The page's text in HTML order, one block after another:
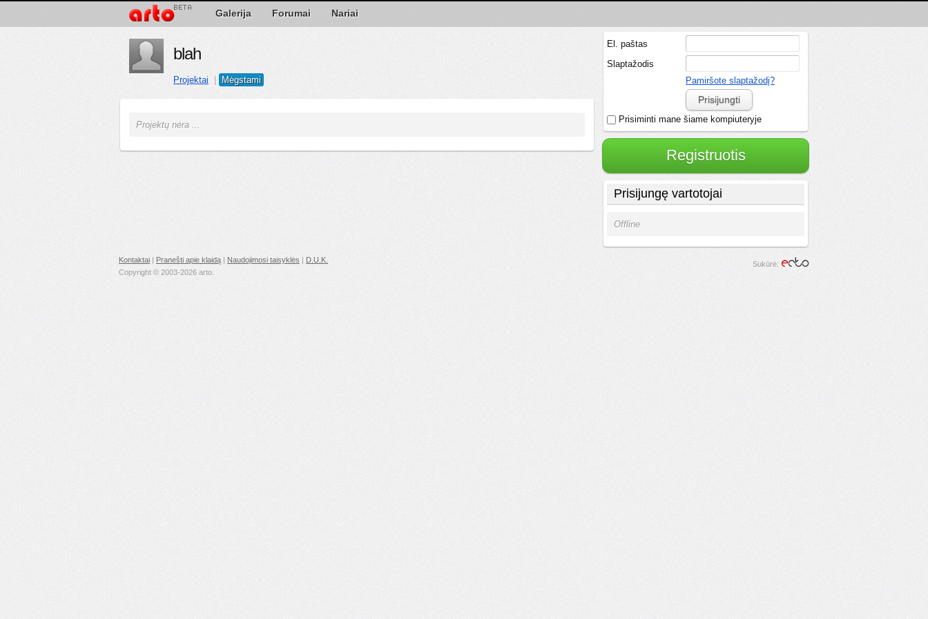
Galerija Forumai Nariai
El. paštas
Slaptažodis
Pamiršote slaptažodį?
Prisijungti
Prisiminti mane šiame kompiuteryje
Registruotis
Prisijungę vartotojai
Offline
blah
Projektai Mėgstami
Projektų nėra ...
Sukūrė:
Kontaktai | Pranešti apie klaidą | Naudojimosi taisyklės | D.U.K.
Copyright © 2003-2026 arto.